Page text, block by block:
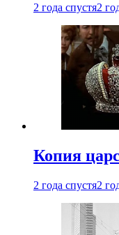
2 года спустя2
Копия
2 года спустя2